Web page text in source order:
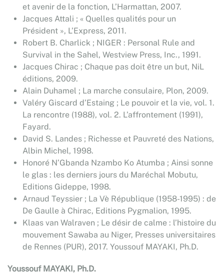
et avenir de la fonction, L’Harmattan, 2007.
Jacques Attali ; « Quelles qualités pour un
Président », L’Express, 2011.
Robert B. Charlick ; NIGER : Personal Rule and
Survival in the Sahel, Westview Press, Inc., 1991.
Jacques Chirac ; Chaque pas doit être un but, NiL
éditions, 2009.
Alain Duhamel ; La marche consulaire, Plon, 2009.
Valéry Giscard d’Estaing ; Le pouvoir et la vie, vol. 1.
La rencontre (1988), vol. 2. L’affrontement (1991),
Fayard.
David S. Landes ; Richesse et Pauvreté des Nations,
Albin Michel, 1998.
Honoré N’Gbanda Nzambo Ko Atumba ; Ainsi sonne
le glas : les derniers jours du Maréchal Mobutu,
Editions Gideppe, 1998.
Arnaud Teyssier ; La Vè République (1958-1995) : de
De Gaulle à Chirac, Editions Pygmalion, 1995.
Klaas van Walraven ; Le désir de calme : l’histoire du
mouvement Sawaba au Niger, Presses universitaires
de Rennes (PUR), 2017. Youssouf MAYAKI, Ph.D.
Youssouf MAYAKI, Ph.D.